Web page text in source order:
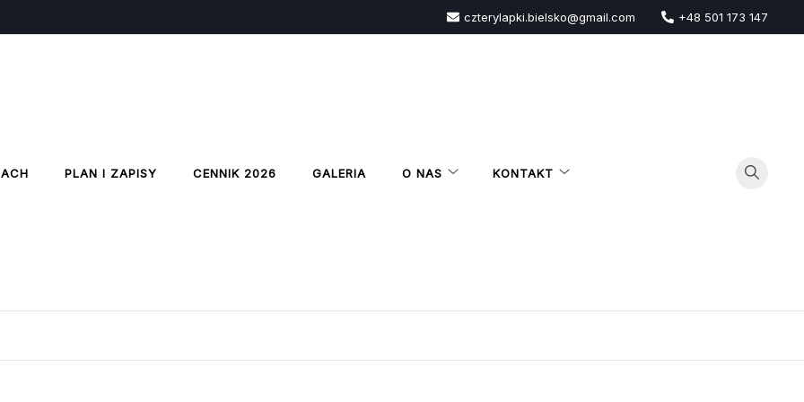
czterylapki.bielsko@gmail.com +48 501 173 147
PLAN I ZAPISY CENNIK 2026 GALERIA O NAS KONTAKT